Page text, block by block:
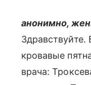
анонимно,
Здравствуйте.
кровавые
врача: